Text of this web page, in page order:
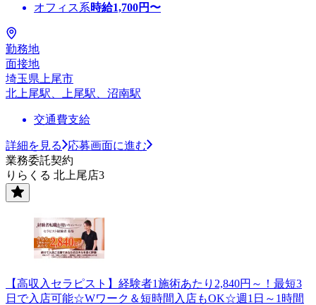
オフィス系時給1,700円〜
勤務地
面接地
埼玉県上尾市
北上尾駅、上尾駅、沼南駅
交通費支給
詳細を見る
応募画面に進む
業務委託契約
りらくる 北上尾店3
【高収入セラピスト】経験者1施術あたり2,840円～！最短3
日で入店可能☆Wワーク＆短時間入店もOK☆週1日～1時間